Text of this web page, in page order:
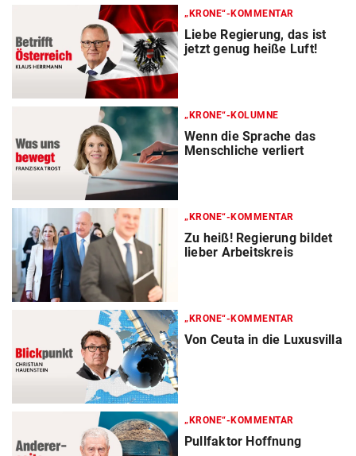
„KRONE“-KOMMENTAR
Liebe Regierung, das ist
jetzt genug heiße Luft!
„KRONE“-KOLUMNE
Wenn die Sprache das
Menschliche verliert
„KRONE“-KOMMENTAR
Zu heiß! Regierung bildet
lieber Arbeitskreis
„KRONE“-KOMMENTAR
Von Ceuta in die Luxusvilla
„KRONE“-KOMMENTAR
Pullfaktor Hoffnung